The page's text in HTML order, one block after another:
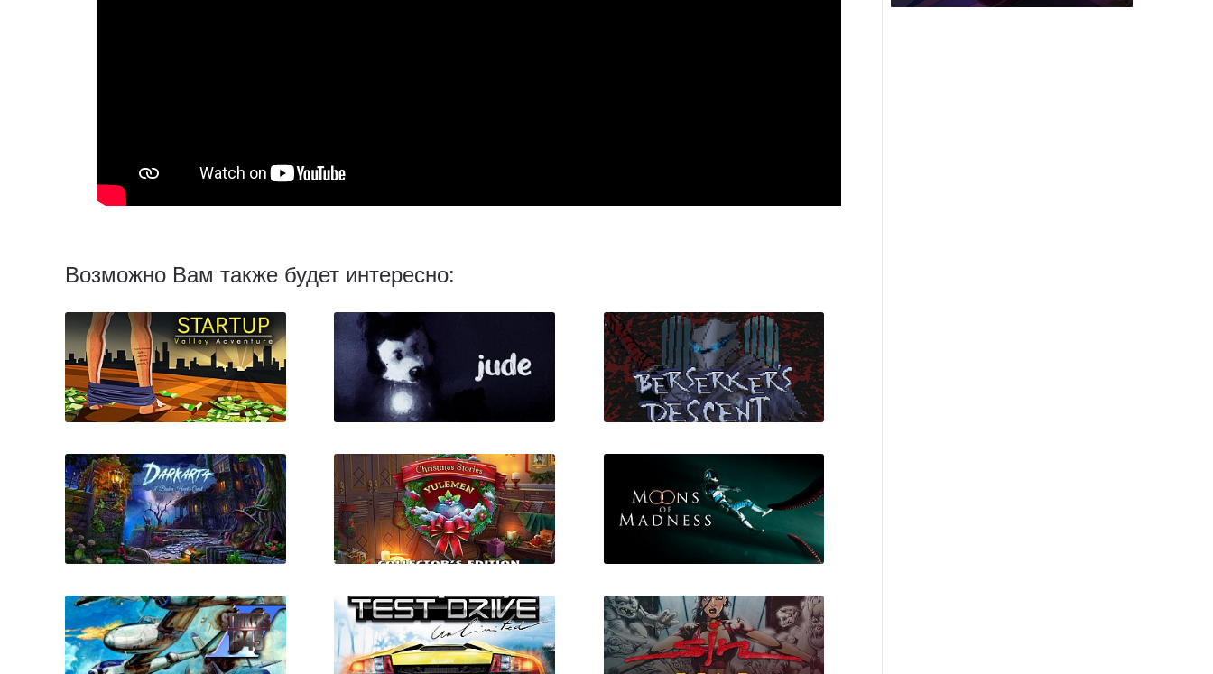
Возможно Вам также будет интересно:
Startup Valley Adventure -
Jude Berserker's Descent